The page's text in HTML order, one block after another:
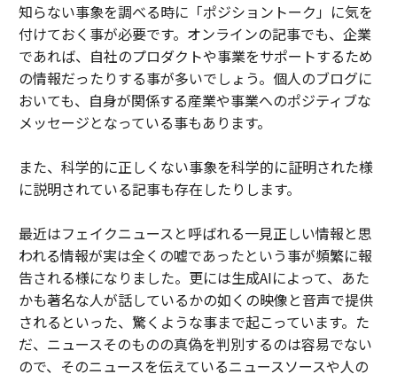
知らない事象を調べる時に「ポジショントーク」に気を
付けておく事が必要です。オンラインの記事でも、企業
であれば、自社のプロダクトや事業をサポートするため
の情報だったりする事が多いでしょう。個人のブログに
おいても、自身が関係する産業や事業へのポジティブな
メッセージとなっている事もあります。
また、科学的に正しくない事象を科学的に証明された様
に説明されている記事も存在したりします。
最近はフェイクニュースと呼ばれる一見正しい情報と思
われる情報が実は全くの嘘であったという事が頻繁に報
告される様になりました。更には生成AIによって、あた
かも著名な人が話しているかの如くの映像と音声で提供
されるといった、驚くような事まで起こっています。た
だ、ニュースそのものの真偽を判別するのは容易でない
ので、そのニュースを伝えているニュースソースや人の